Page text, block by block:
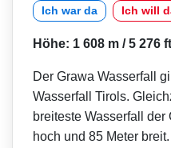
Ich war da Ich will
Höhe: 1 608 m / 5 276 ft
Der Grawa Wasserfall
Wasserfall Tirols.
breiteste Wasserfall
hoch und 85 Meter